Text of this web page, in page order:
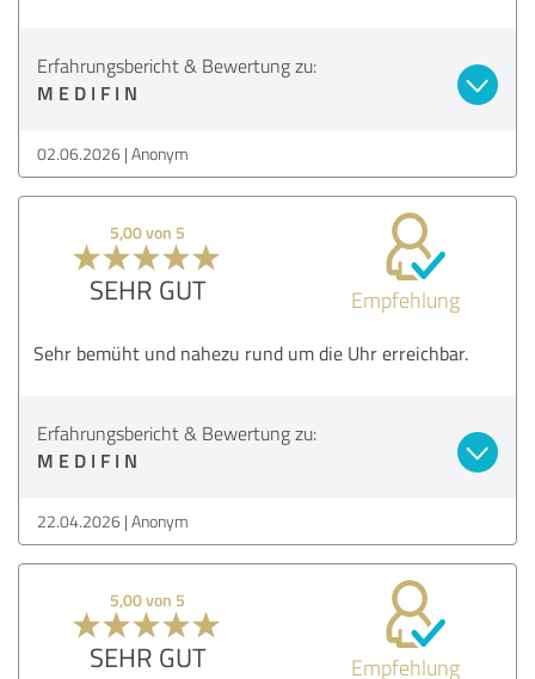
Erfahrungsbericht & Bewertung zu:
M E D I F I N
02.06.2026 Anonym
5,00 von 5
SEHR GUT Empfehlung
Sehr bemüht und nahezu rund um die Uhr erreichbar.
Erfahrungsbericht & Bewertung zu:
M E D I F I N
22.04.2026 Anonym
5,00 von 5
SEHR GUT Empfehlung